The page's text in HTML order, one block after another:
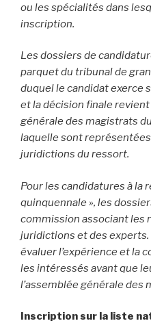
ou les spécialités dans
inscription.
Les dossiers de
parquet du tribunal de
duquel le candidat exerce
et la décision finale
générale des magistrats
laquelle sont
juridictions du ressort.
Pour les candidatures à la
quinquennale », les
commission associant les
juridictions et des
évaluer l’expérience et la
les intéressés avant que
l’assemblée générale des
Inscription sur la liste